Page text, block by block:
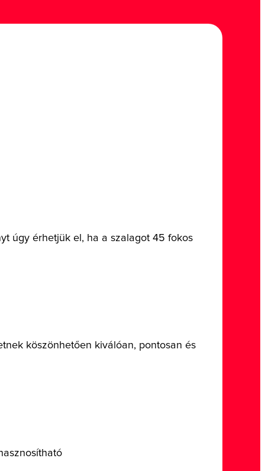
úgy érhetjük el, ha a szalagot 45 fokos
köszönhetően kiválóan, pontosan és